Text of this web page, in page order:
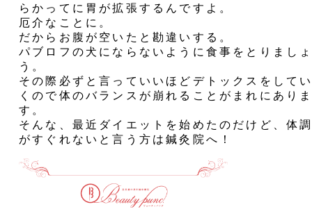
らかってに胃が拡張するんですよ。
厄介なことに。
だからお腹が空いたと勘違いする。
パブロフの犬にならないように食事をとりまし
う。
その際必ずと言っていいほどデトックスをして
くので体のバランスが崩れることがまれにあり
す。
そんな、最近ダイエットを始めたのだけど、体
がすぐれないと言う方は鍼灸院へ！